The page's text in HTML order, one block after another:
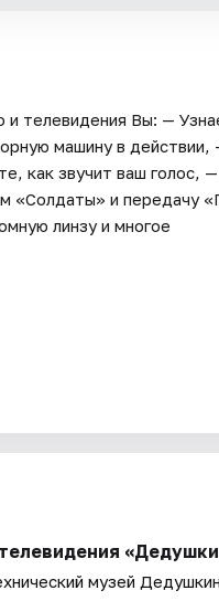
и телевидения Вы: —
машину в действии,
как звучит ваш голос,
«Солдаты» и передачу
линзу и многое
музей